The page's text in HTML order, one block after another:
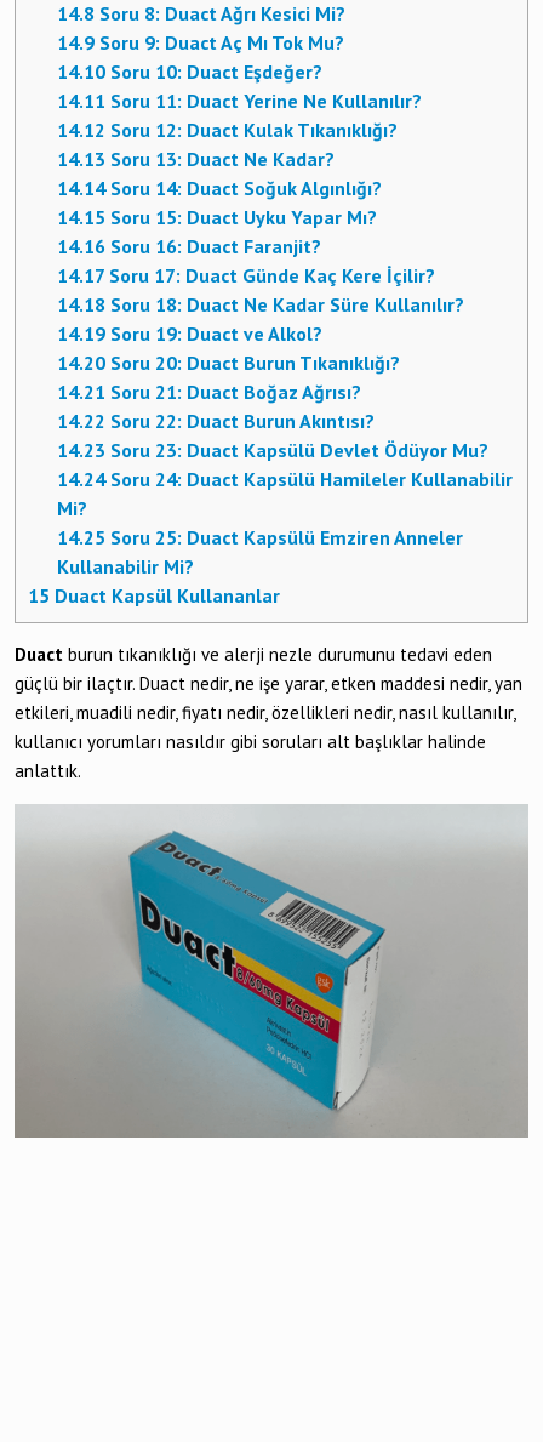
14.8 Soru 8: Duact Ağrı Kesici Mi?
14.9 Soru 9: Duact Aç Mı Tok Mu?
14.10 Soru 10: Duact Eşdeğer?
14.11 Soru 11: Duact Yerine Ne Kullanılır?
14.12 Soru 12: Duact Kulak Tıkanıklığı?
14.13 Soru 13: Duact Ne Kadar?
14.14Soru 14: Duact Soğuk Algınlığı?
14.15 Soru 15: Duact Uyku Yapar Mı?
14.16 Soru 16: Duact Faranjit?
14.17 Soru 17: Duact Günde Kaç Kere İçilir?
14.18 Soru 18: Duact Ne Kadar Süre Kullanılır?
14.19 Soru 19: Duact ve Alkol?
14.20 Soru 20: Duact Burun Tıkanıklığı?
14.21 Soru 21: Duact Boğaz Ağrısı?
14.22 Soru 22: Duact Burun Akıntısı?
14.23 Soru 23: Duact Kapsülü Devlet Ödüyor Mu?
14.24Soru 24: Duact Kapsülü Hamileler Kullanabilir
Mi?
14.25 Soru 25: Duact Kapsülü Emziren Anneler
Kullanabilir Mi?
15 Duact Kapsül Kullananlar
Duact burun tıkanıklığı ve alerji nezle durumunu tedavi eden
güçlü bir ilaçtır. Duact nedir, ne işe yarar, etken maddesi nedir, yan
etkileri, muadili nedir, fiyatı nedir, özellikleri nedir, nasıl kullanılır,
kullanıcı yorumları nasıldır gibi soruları alt başlıklar halinde
anlattık.